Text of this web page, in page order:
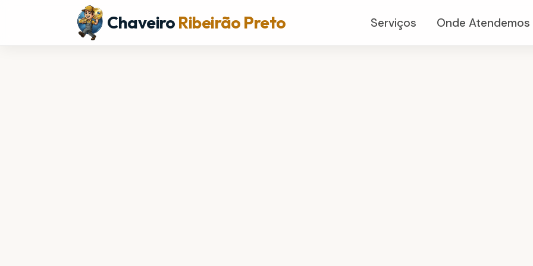
Chaveiro Ribeirão Preto Serviços Onde Atendemos